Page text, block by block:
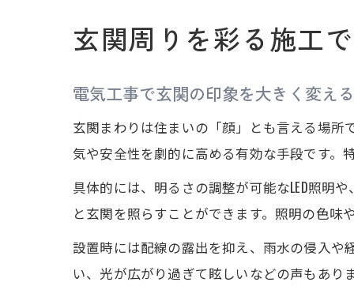
玄関周りを彩る施工
電気工事で玄関の印象を大きく変え
玄関まわりは住まいの「顔」とも言える場所
気や安全性を劇的に高める有効な手段です。
具体的には、明るさの調整が可能なLED照明
と玄関を照らすことができます。照明の色味
設置時には配線の露出を抑え、雨水の侵入や
い、光が広がり過ぎて眩しいなどの声もあり